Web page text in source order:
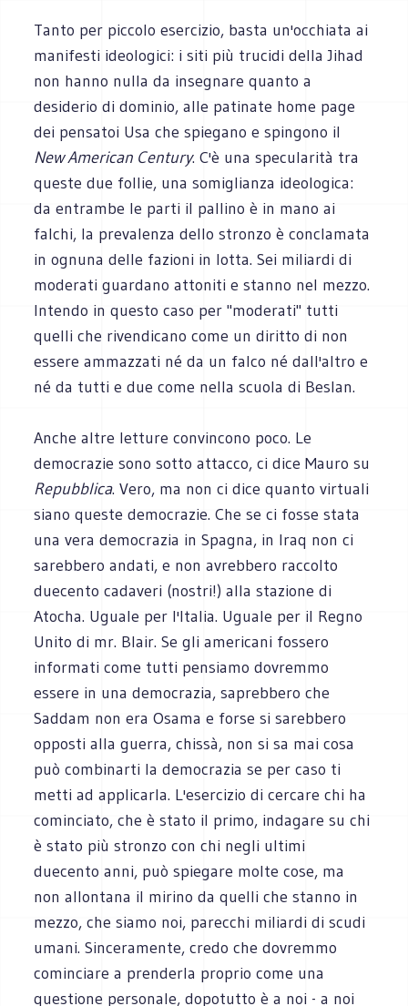
Tanto per piccolo esercizio, basta un'occhiata ai
manifesti ideologici: i siti più trucidi della Jihad
non hanno nulla da insegnare quanto a
desiderio di dominio, alle patinate home page
dei pensatoi Usa che spiegano e spingono il
New American Century. C'è una specularità tra
queste due follie, una somiglianza ideologica:
da entrambe le parti il pallino è in mano ai
falchi, la prevalenza dello stronzo è conclamata
in ognuna delle fazioni in lotta. Sei miliardi di
moderati guardano attoniti e stanno nel mezzo.
Intendo in questo caso per "moderati" tutti
quelli che rivendicano come un diritto di non
essere ammazzati né da un falco né dall'altro e
né da tutti e due come nella scuola di Beslan.
Anche altre letture convincono poco. Le
democrazie sono sotto attacco, ci dice Mauro su
Repubblica. Vero, ma non ci dice quanto virtuali
siano queste democrazie. Che se ci fosse stata
una vera democrazia in Spagna, in Iraq non ci
sarebbero andati, e non avrebbero raccolto
duecento cadaveri (nostri!) alla stazione di
Atocha. Uguale per l'Italia. Uguale per il Regno
Unito di mr. Blair. Se gli americani fossero
informati come tutti pensiamo dovremmo
essere in una democrazia, saprebbero che
Saddam non era Osama e forse si sarebbero
opposti alla guerra, chissà, non si sa mai cosa
può combinarti la democrazia se per caso ti
metti ad applicarla. L'esercizio di cercare chi ha
cominciato, che è stato il primo, indagare su chi
è stato più stronzo con chi negli ultimi
duecento anni, può spiegare molte cose, ma
non allontana il mirino da quelli che stanno in
mezzo, che siamo noi, parecchi miliardi di scudi
umani. Sinceramente, credo che dovremmo
cominciare a prenderla proprio come una
questione personale, dopotutto è a noi - a noi